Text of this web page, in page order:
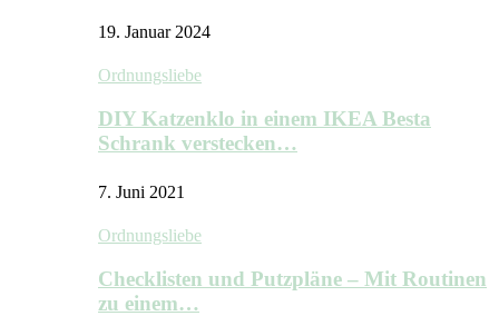
19. Januar 2024
Ordnungsliebe
DIY Katzenklo in einem IKEA Besta
Schrank verstecken…
7. Juni 2021
Ordnungsliebe
Checklisten und Putzpläne – Mit Routinen
zu einem…